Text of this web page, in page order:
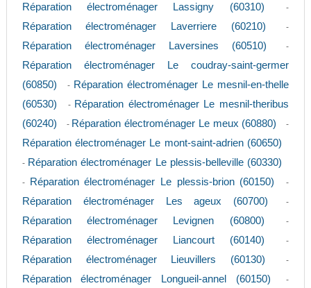
Réparation électroménager Lassigny (60310) -
Réparation électroménager Laverriere (60210) -
Réparation électroménager Laversines (60510) -
Réparation électroménager Le coudray-saint-germer
(60850)
- Réparation électroménager Le mesnil-en-thelle
(60530)
- Réparation électroménager Le mesnil-theribus
(60240)
- Réparation électroménager Le meux (60880) -
Réparation électroménager Le mont-saint-adrien (60650)
- Réparation électroménager Le plessis-belleville (60330)
- Réparation électroménager Le plessis-brion (60150) -
Réparation électroménager Les ageux (60700) -
Réparation électroménager Levignen (60800) -
Réparation électroménager Liancourt (60140) -
Réparation électroménager Lieuvillers (60130) -
Réparation électroménager Longueil-annel (60150) -